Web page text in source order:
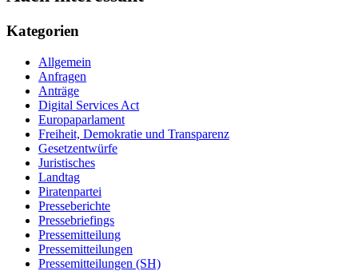
Kategorien
Allgemein
Anfragen
Anträge
Digital Services Act
Europaparlament
Freiheit, Demokratie und Transparenz
Gesetzentwürfe
Juristisches
Landtag
Piratenpartei
Presseberichte
Pressebriefings
Pressemitteilung
Pressemitteilungen
Pressemitteilungen (SH)